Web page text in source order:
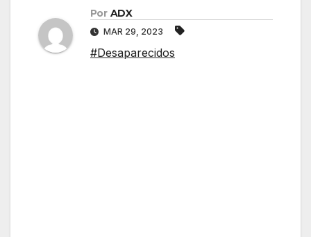
Por ADX
MAR 29, 2023
#Desaparecidos